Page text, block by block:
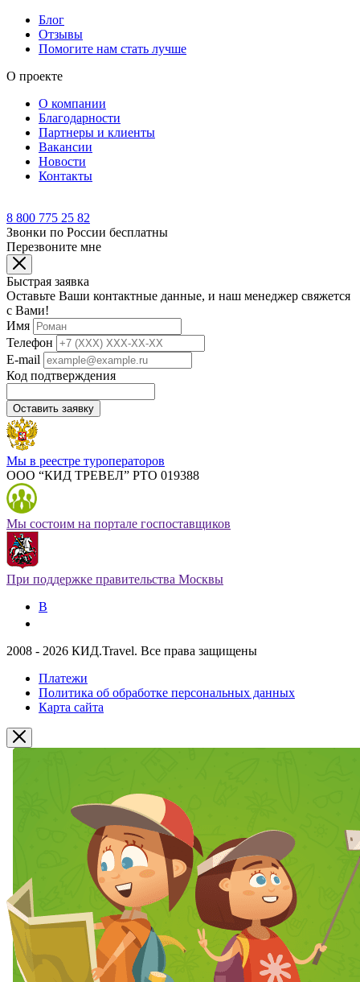
Блог
Отзывы
Помогите нам стать лучше
О проекте
О компании
Благодарности
Партнеры и клиенты
Вакансии
Новости
Контакты
8 800 775 25 82
Звонки по России бесплатны
Перезвоните мне
Быстрая заявка
Оставьте Ваши контактные данные, и наш менеджер свяжется
с Вами!
Имя
Телефон
E-mail
Код подтверждения
Оставить заявку
Мы в реестре туроператоров
ООО “КИД ТРЕВЕЛ” РТО 019388
Мы состоим на портале госпоставщиков
При поддержке правительства Москвы
В
2008 - 2026 КИД.Travel. Все права защищены
Платежи
Политика об обработке персональных данных
Карта сайта